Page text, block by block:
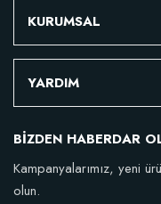
KURUMSAL
YARDIM
BİZDEN HABERDAR
Kampanyalarımız, yeni
olun.